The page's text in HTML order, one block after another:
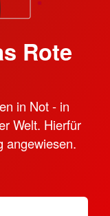
Rote
in Not - in
Welt. Hierfür
angewiesen.